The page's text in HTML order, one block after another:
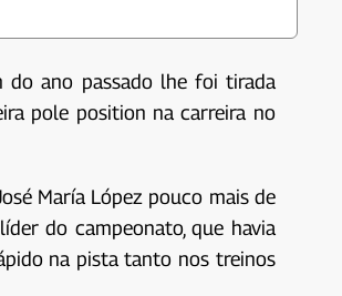
do ano passado lhe foi tirada
pole position na carreira no
María López pouco mais de
do campeonato, que havia
na pista tanto nos treinos